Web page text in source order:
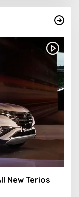
New Terios